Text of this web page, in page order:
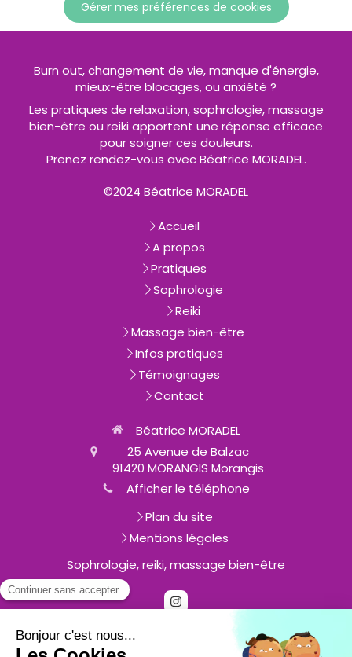
Gérer mes préférences de cookies
Burn out, changement de vie, manque d'énergie,
mieux-être blocages, ou anxiété ?
Les pratiques de relaxation, sophrologie, massage
bien-être ou reiki apportent une réponse efficace
pour soigner ces douleurs.
Prenez rendez-vous avec Béatrice MORADEL.
©2024 Béatrice MORADEL
Accueil
A propos
Pratiques
Sophrologie
Reiki
Massage bien-être
Infos pratiques
Témoignages
Contact
Béatrice MORADEL
25 Avenue de Balzac
91420 MORANGIS Morangis
Afficher le téléphone
Plan du site
Mentions légales
Sophrologie, reiki, massage bien-être